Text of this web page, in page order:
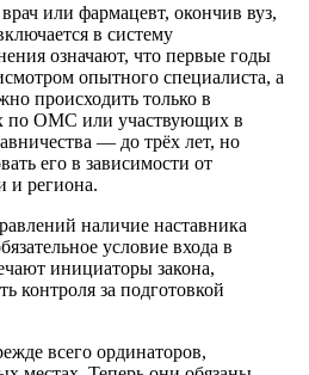
или фармацевт, окончив вуз,
в систему
означают, что первые годы
опытного специалиста, а
происходить только в
по ОМС или участвующих в
— до трёх лет, но
его в зависимости от
и региона.
наличие наставника
условие входа в
инициаторы закона,
контроля за подготовкой
всего ординаторов,